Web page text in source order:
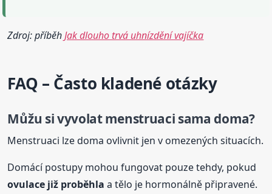
Zdroj: příběhJak dlouho trvá uhnízdění vajíčka
FAQ – Často kladené otázky
Můžu si vyvolat menstruaci sama doma?
Menstruaci lze doma ovlivnit jen v omezených situacích.
Domácí postupy mohou fungovat pouze tehdy, pokud
ovulace již proběhla a tělo je hormonálně připravené.